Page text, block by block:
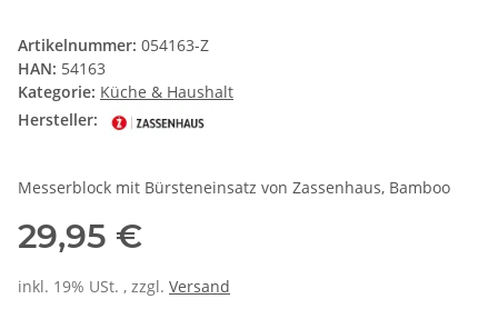
Artikelnummer: 054163-Z
HAN: 54163
Kategorie: Küche & Haushalt
Hersteller:
Messerblock mit Bürsteneinsatz von Zassenhaus, Bamboo
29,95 €
inkl. 19% USt. , zzgl. Versand